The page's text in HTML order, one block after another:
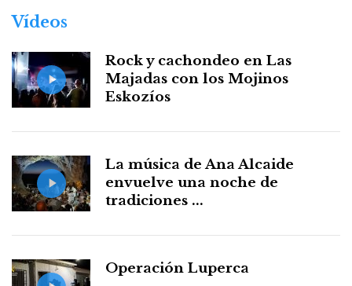
Vídeos
Rock y cachondeo en Las
Majadas con los Mojinos
Eskozíos
La música de Ana Alcaide
envuelve una noche de
tradiciones ...
Operación Luperca